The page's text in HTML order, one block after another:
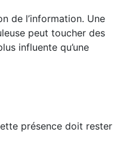
de l’information. Une
peut toucher des
influente qu’une
présence doit rester